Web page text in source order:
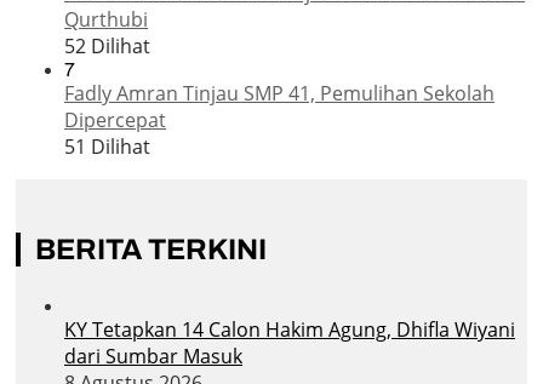
Qurthubi
52 Dilihat
7
Fadly Amran Tinjau SMP 41, Pemulihan Sekolah
Dipercepat
51 Dilihat
BERITA TERKINI
KY Tetapkan 14 Calon Hakim Agung, Dhifla Wiyani
dari Sumbar Masuk